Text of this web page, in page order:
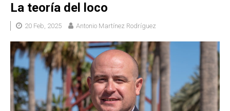
La teoría del loco
20 Feb, 2025 Antonio Martínez Rodríguez